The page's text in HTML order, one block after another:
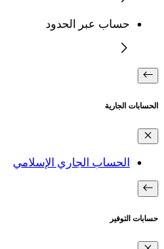
حساب عبر الحدود
الحسابات الجارية
الحساب الجاري الإسلامي
حسابات التوفير